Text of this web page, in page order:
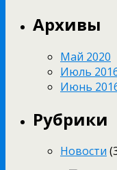
Архивы
Май 2020
Июль
Июнь
Рубрики
Новости